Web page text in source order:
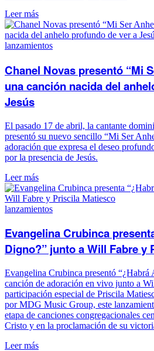
Leer más
lanzamientos
Chanel Novas presentó “Mi
una canción nacida del
Jesús
El pasado 17 de abril, la cantante
presentó su nuevo sencillo “Mi Ser
adoración que expresa el deseo
por la presencia de Jesús.
Leer más
lanzamientos
Evangelina Crubinca
Digno?” junto a Will Fabre y
Evangelina Crubinca presentó
canción de adoración en vivo junto a
participación especial de Priscila
por MDG Music Group, este
etapa de canciones congregacionales
Cristo y en la proclamación de su
Leer más